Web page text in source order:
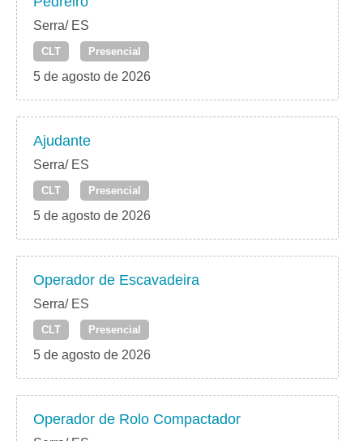
Serra/ ES
CLT Presencial
5 de agosto de 2026
Ajudante
Serra/ ES
CLT Presencial
5 de agosto de 2026
Operador de Escavadeira
Serra/ ES
CLT Presencial
5 de agosto de 2026
Operador de Rolo Compactador